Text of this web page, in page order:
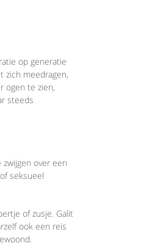
op generatie
zich meedragen,
ogen te zien,
steeds
over een
seksueel
of zusje. Galit
ook een reis